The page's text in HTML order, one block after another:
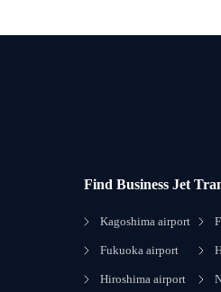
Find Business Jet
Kagoshima airport
Fukuoka airport
Hiroshima airport